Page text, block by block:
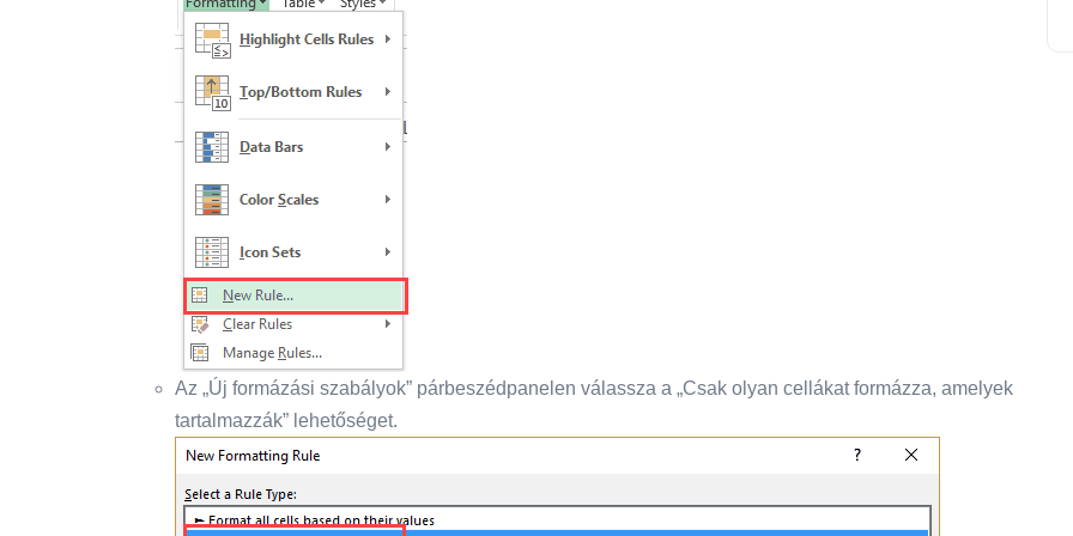
Az „Új formázási szabályok” párbeszédpanelen válassza a „Csak olyan cellákat formázza, amelyek
tartalmazzák” lehetőséget.